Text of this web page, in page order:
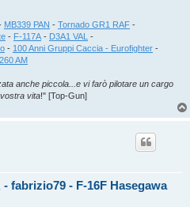
MB339 PAN - Tornado GR1 RAF -
- F-117A - D3A1 VAL -
- 100 Anni Gruppi Caccia - Eurofighter -
AM
anche piccola...e vi farò pilotare un cargo
vita!" [Top-Gun]
fabrizio79 - F-16F Hasegawa